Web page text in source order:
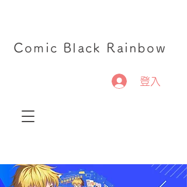
Comic Black Rainbow
登入